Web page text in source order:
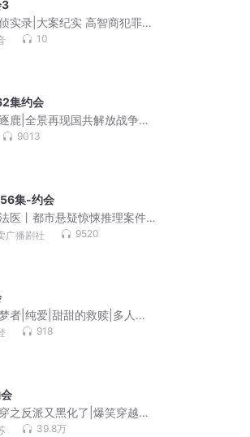
3
实录|大案纪实 高智商犯罪
10
集约会
鹿|全景再现国共解放战争三
|毛泽东林彪粟裕蒋介石
9013
集-约会
医丨都市悬疑惊悚推理案件
罪
广播剧社 9520
者|纯爱|甜甜的救赎|多人有
918
之反派又黑化了|爆笑穿越甜
刀苏苏精品多人剧）
39.8万